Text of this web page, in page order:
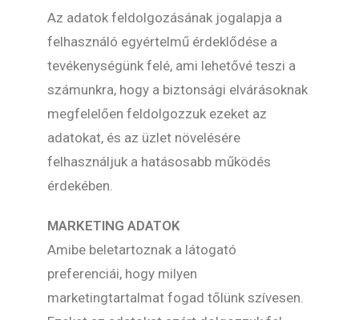
Az adatok feldolgozásának jogalapja a
felhasználó egyértelmű érdeklődése a
tevékenységünk felé, ami lehetővé teszi a
számunkra, hogy a biztonsági elvárásoknak
megfelelően feldolgozzuk ezeket az
adatokat, és az üzlet növelésére
felhasználjuk a hatásosabb működés
érdekében.
MARKETING ADATOK
Amibe beletartoznak a látogató
preferenciái, hogy milyen
marketingtartalmat fogad tőlünk szívesen.